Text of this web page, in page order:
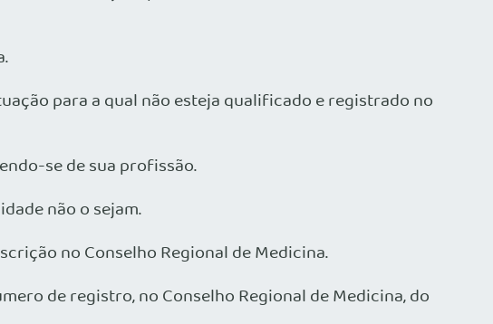
para a qual não esteja qualificado e registrado no
se de sua profissão.
não o sejam.
no Conselho Regional de Medicina.
de registro, no Conselho Regional de Medicina, do